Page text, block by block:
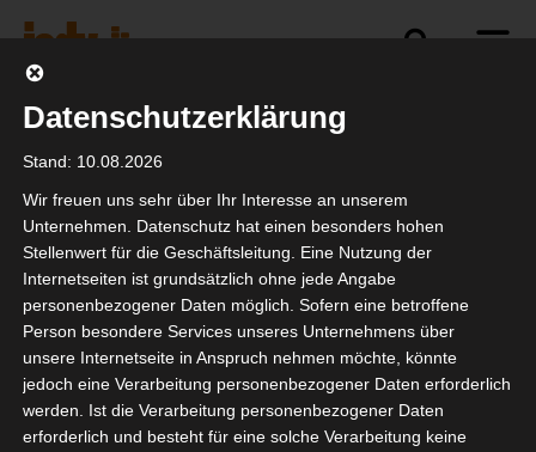
Selbstständigkeit
Welttag des Hörens
Datenschutzerklärung
Stand: 10.08.2026
Wir freuen uns sehr über Ihr Interesse an unserem
Unternehmen. Datenschutz hat einen besonders hohen
Stellenwert für die Geschäftsleitung. Eine Nutzung der
Internetseiten ist grundsätzlich ohne jede Angabe
personenbezogener Daten möglich. Sofern eine betroffene
Person besondere Services unseres Unternehmens über
unsere Internetseite in Anspruch nehmen möchte, könnte
jedoch eine Verarbeitung personenbezogener Daten erforderlich
werden. Ist die Verarbeitung personenbezogener Daten
erforderlich und besteht für eine solche Verarbeitung keine